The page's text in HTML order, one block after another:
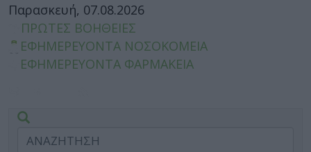
Παρασκευή, 07.08.2026
ΠΡΩΤΕΣ ΒΟΗΘΕΙΕΣ
ΕΦΗΜΕΡΕΥΟΝΤΑ ΝΟΣΟΚΟΜΕΙΑ
ΕΦΗΜΕΡΕΥΟΝΤΑ ΦΑΡΜΑΚΕΙΑ